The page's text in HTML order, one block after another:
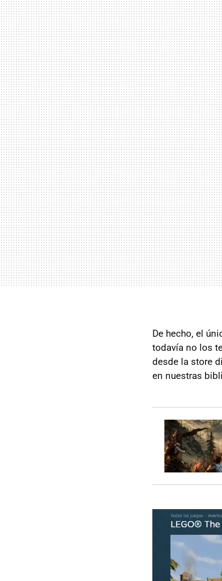
De hecho, el
todavía no los
desde la store
en nuestras